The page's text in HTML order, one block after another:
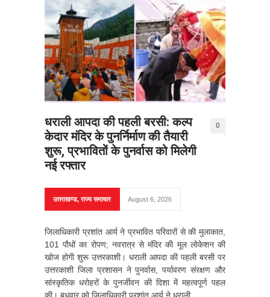
धराली आपदा की पहली बरसी: कल्प
केदार मंदिर के पुनर्निर्माण की तैयारी
शुरू, प्रभावितों के पुनर्वास को मिलेगी
नई रफ्तार
0
उत्तराखण्ड,राज्य समाचार August 6, 2026
जिलाधिकारी प्रशांत आर्य ने प्रभावित परिवारों से की मुलाकात,
101 पौधों का रोपण; नवरात्र से मंदिर की मूल लोकेशन की
खोज होगी शुरू उत्तरकाशी। धराली आपदा की पहली बरसी पर
उत्तरकाशी जिला प्रशासन ने पुनर्वास, पर्यावरण संरक्षण और
सांस्कृतिक धरोहरों के पुनर्जीवन की दिशा में महत्वपूर्ण पहल